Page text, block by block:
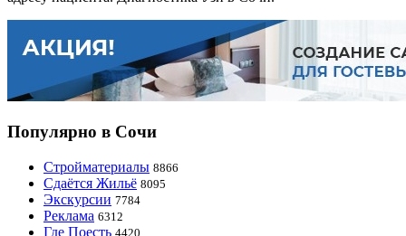
Популярно в Сочи
Стройматериалы 8866
Сдаётся Жильё 8095
Экскурсии 7784
Реклама 6312
Где Поесть 4420